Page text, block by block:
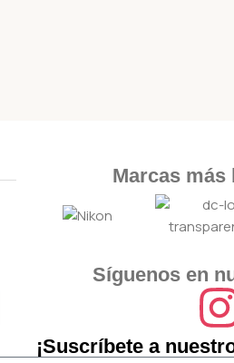
Marcas más
Síguenos en
¡Suscríbete a